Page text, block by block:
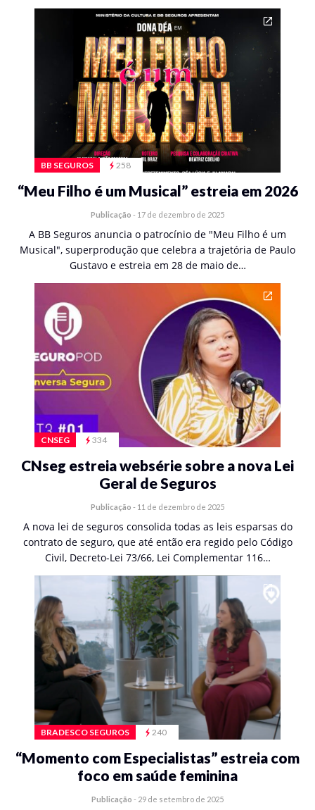
BB SEGUROS 258
“Meu Filho é um Musical” estreia em 2026
Publicação - 17 de dezembro de 2025
A BB Seguros anuncia o patrocínio de "Meu Filho é um
Musical", superprodução que celebra a trajetória de Paulo
Gustavo e estreia em 28 de maio de…
CNSEG 334
CNseg estreia websérie sobre a nova Lei
Geral de Seguros
Publicação - 11 de dezembro de 2025
A nova lei de seguros consolida todas as leis esparsas do
contrato de seguro, que até então era regido pelo Código
Civil, Decreto-Lei 73/66, Lei Complementar 116…
BRADESCO SEGUROS 240
“Momento com Especialistas” estreia com
foco em saúde feminina
Publicação - 29 de setembro de 2025